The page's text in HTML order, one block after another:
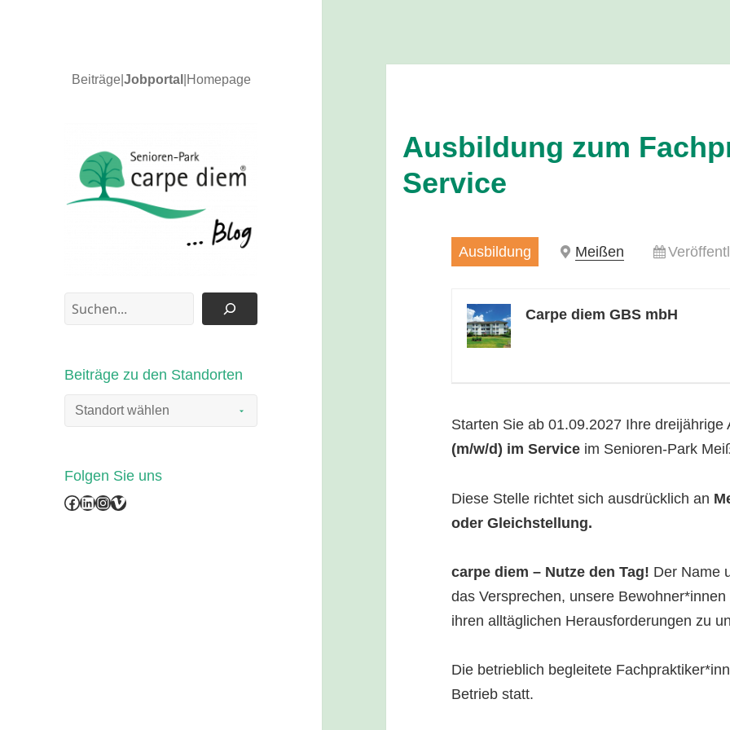
Beiträge| Jobportal Homepage
carpe diem Blog
News und Updates
Suchen
Beiträge zu den Standorten
Folgen Sie uns
Facebook
LinkedIn
Instagram
Vimeo
Ausbildung zum
Service
Ausbildung Meißen
Carpe diem GBS mbH
Starten Sie ab 01.09.2027 Ihre
(m/w/d) im Service im Senioren-Park
Diese Stelle richtet sich ausdrücklich an
oder Gleichstellung.
carpe diem – Nutze den Tag! Der Name
das Versprechen, unsere
ihren alltäglichen Herausforderungen zu
Die betrieblich begleitete
Betrieb statt.